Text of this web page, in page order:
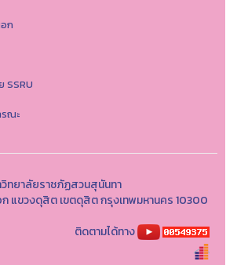
ก
SSRU
รณะ
ทยาลัยราชภัฏสวนสุนันทา
ก แขวงดุสิต เขตดุสิต กรุงเทพมหานคร 10300
ติดตามได้ทาง